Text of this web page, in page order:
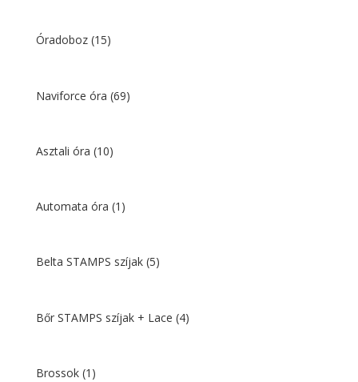
Óradoboz (15)
Naviforce óra (69)
Asztali óra (10)
Automata óra (1)
Belta STAMPS szíjak (5)
Bőr STAMPS szíjak + Lace (4)
Brossok (1)